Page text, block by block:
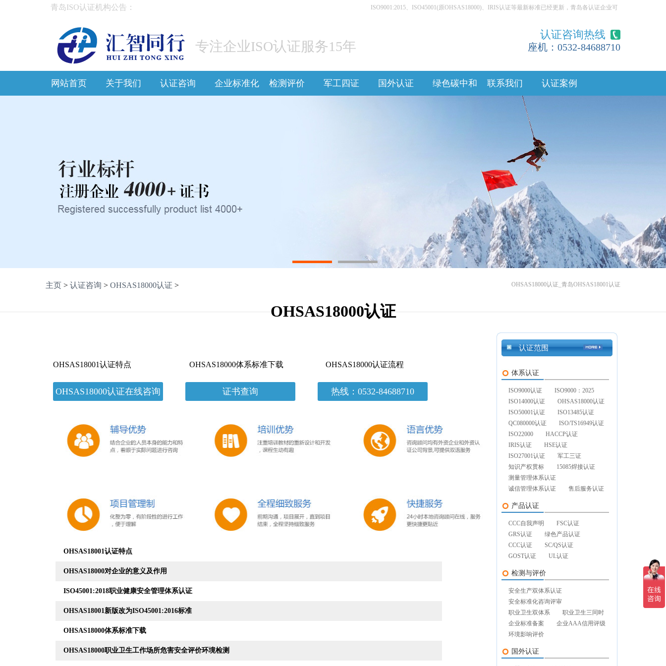
青岛ISO认证机构公告： ISO9001:2015、ISO45001(原OHSAS18000)、IRIS认证等最新标准已经更新，青岛各认证企业可咨询具体标准认证情
专注企业ISO认证服务15年
认证咨询热线
座机：0532-84688710
网站首页 关于我们 认证咨询 企业标准化 检测评价 军工四证 国外认证 绿色碳中和 联系我们 认证案例
1 2
主页 > 认证咨询 > OHSAS18000认证 > OHSAS18000认证_青岛OHSAS18001认证
OHSAS18000认证
OHSAS18001认证特点 OHSAS18000体系标准下载 OHSAS18000认证流程
OHSAS18000认证在线咨询 证书查询 热线：0532-84688710
OHSAS18001认证特点
OHSAS18000对企业的意义及作用
ISO45001:2018职业健康安全管理体系认证
OHSAS18001新版改为ISO45001:2016标准
OHSAS18000体系标准下载
OHSAS18000职业卫生工作场所危害安全评价环境检测
认证范围
体系认证
ISO9000认证
ISO9000：2025
ISO14000认证
OHSAS18000认证
ISO50001认证
ISO13485认证
QC080000认证
ISO/TS16949认证
ISO22000
HACCP认证
IRIS认证
HSE认证
ISO27001认证
军工三证
知识产权贯标
15085焊接认证
测量管理体系认证
诚信管理体系认证
售后服务认证
产品认证
CCC自我声明
FSC认证
GRS认证
绿色产品认证
CCC认证
SC/QS认证
GOST认证
UL认证
检测与评价
安全生产双体系认证
安全标准化咨询评审
职业卫生双体系
职业卫生三同时
企业标准备案
企业AAA信用评级
环境影响评价
国外认证